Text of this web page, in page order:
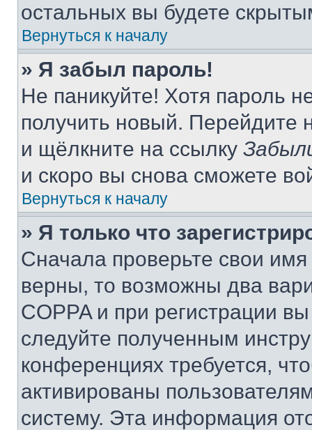
остальных вы будете
Вернуться к началу
» Я забыл пароль!
Не паникуйте! Хотя пароль
получить новый. Перейдите
и щёлкните на ссылку
и скоро вы снова сможете
Вернуться к началу
» Я только что
Сначала проверьте свои
верны, то возможны два
COPPA и при регистрации
следуйте полученным
конференциях требуется,
активированы
систему. Эта информация